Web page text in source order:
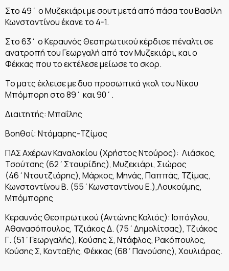
Στο 49΄ ο Μυζεκιάρι με σουτ μετά από πάσα του Βασίλη
Κωνσταντίνου έκανε το 4-1.
Στο 63΄ ο Κεραυνός Θεσπρωτικού κέρδισε πέναλτι σε
ανατροπή του Γεωργαλή από τον Μυζεκιάρι, και ο
Φέκκας που το εκτέλεσε μείωσε το σκορ.
Το ματς έκλεισε με δυο προσωπικά γκολ του Νίκου
Μπόμπορη στο 89΄ και 90΄.
Διαιτητής: Μπαΐλης
Βοηθοί: Ντόμαρης-Τζίμας
ΠΑΣ Αχέρων Καναλακίου (Χρήστος Ντούρος): Λιάσκος,
Τσούτσης (62΄Σταυρίδης), Μυζεκιάρι, Σιώρος
(46΄Ντουτζιάρης), Μάρκος, Μηνάς, Παππάς, Τζίμας,
Κωνσταντίνου Β. (55΄Κωνσταντίνου Ε.),Λουκούμης,
Μπόμπορης
Κεραυνός Θεσπρωτικού (Αντώνης Κολιός): Ισπόγλου,
Αθανασόπουλος, Τζιάκος Δ. (75΄Δημολίτσας), Τζιάκος
Γ. (51΄Γεωργαλής), Κούσης Σ, Ντάφλος, Ρακόπουλος,
Κούσης Σ, Κονταξής, Φέκκας (68΄Πανούσης), Χουλιάρας.